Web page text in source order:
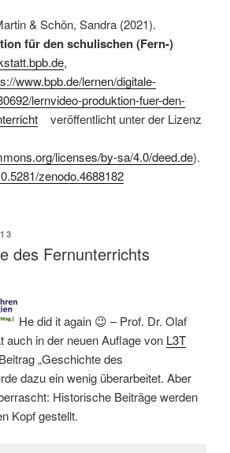
& Schön, Sandra (2021).
für den schulischen (Fern-)
,
www.bpb.de/lernen/digitale-
lernvideo-produktion-fuer-den-
veröffentlicht unter der Lizenz
licenses/by-sa/4.0/deed.de).
zenodo.4688182
des Fernunterrichts
He did it again 😉 – Prof. Dr. Olaf
auch in der neuen Auflage von L3T
„Geschichte des
dazu ein wenig überarbeitet. Aber
Historische Beiträge werden
Kopf gestellt.